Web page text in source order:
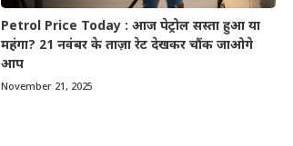
Petrol Price Today : आज पेट्रोल सस्ता हुआ या
महंगा? 21 नवंबर के ताज़ा रेट देखकर चौंक जाओगे
आप
November 21, 2025